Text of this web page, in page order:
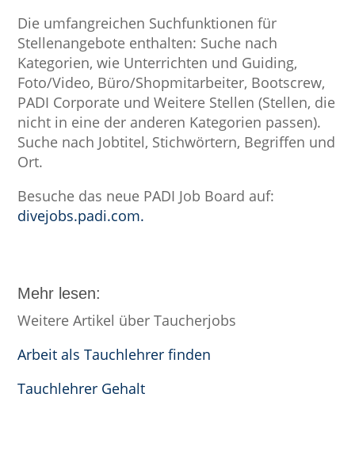
Die umfangreichen Suchfunktionen für
Stellenangebote enthalten: Suche nach
Kategorien, wie Unterrichten und Guiding,
Foto/Video, Büro/Shopmitarbeiter, Bootscrew,
PADI Corporate und Weitere Stellen (Stellen, die
nicht in eine der anderen Kategorien passen).
Suche nach Jobtitel, Stichwörtern, Begriffen und
Ort.
Besuche das neue PADI Job Board auf:
divejobs.padi.com.
Mehr lesen:
Weitere Artikel über Taucherjobs
Arbeit als Tauchlehrer finden
Tauchlehrer Gehalt